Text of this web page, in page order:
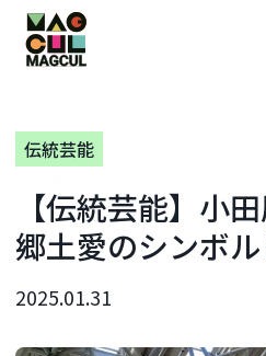
ン
テ
ン
に
ス
ッ
プ
伝統芸能
【伝統芸能】小
郷土愛のシンボ
2025.01.31